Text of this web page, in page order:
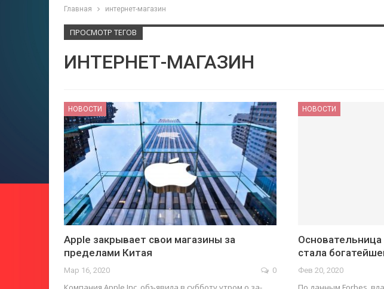
Главная интернет-магазин
ПРОСМОТР ТЕГОВ
ИНТЕРНЕТ-МАГАЗИН
НОВОСТИ
Apple закрывает свои магазины за
пределами Китая
Мар 16, 2020 0
НОВОСТИ
Основательница
стала
Фев 20, 2020